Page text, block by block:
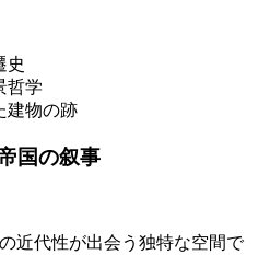
史
哲学
建物の跡
国の叙事
近代性が出会う独特な空間で